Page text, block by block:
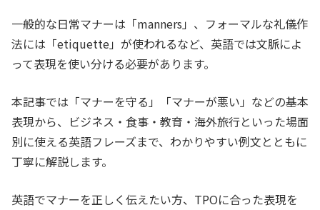
一般的な日常マナーは「manners」、フォーマルな礼儀作
法には「etiquette」が使われるなど、英語では文脈によ
って表現を使い分ける必要があります。
本記事では「マナーを守る」「マナーが悪い」などの基本
表現から、ビジネス・食事・教育・海外旅行といった場面
別に使える英語フレーズまで、わかりやすい例文とともに
丁寧に解説します。
英語でマナーを正しく伝えたい方、TPOに合った表現を